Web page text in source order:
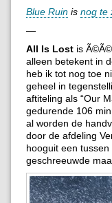
Blue Ruin is nog te
—
All Is Lost is
alleen betekent in
heb ik tot nog toe
geheel in
aftiteling als “Our
gedurende 106
al worden de
door de afdeling
hooguit een tussen
geschreeuwde